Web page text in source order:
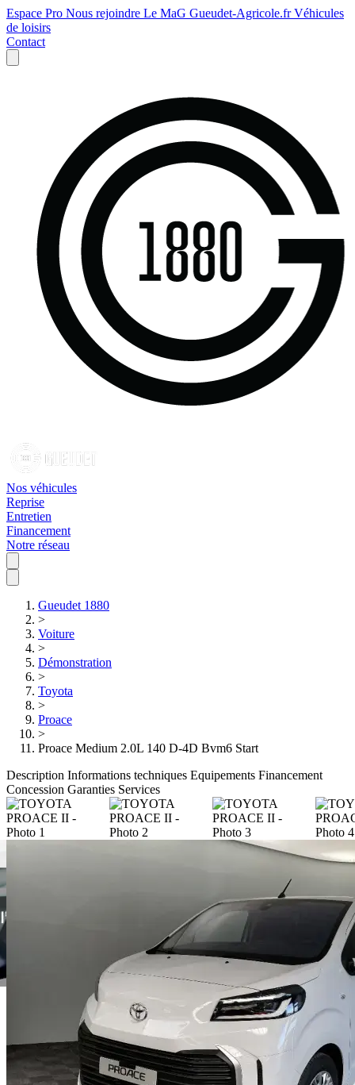
Espace Pro Nous rejoindre Le MaG Gueudet-Agricole.frVéhicules
de loisirs
Contact
Nos véhicules
Reprise
Entretien
Financement
Notre réseau
Gueudet 1880
>
Voiture
>
Démonstration
>
Toyota
>
Proace
>
Proace Medium 2.0L 140 D-4D Bvm6 Start
Description Informations techniques Equipements Financement
Concession Garanties Services